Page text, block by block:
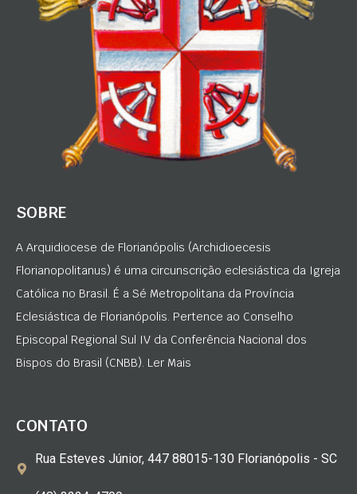
SOBRE
A Arquidiocese de Florianópolis (Archidioecesis
Florianopolitanus) é uma circunscrição eclesiástica da Igreja
Católica no Brasil. É a Sé Metropolitana da Província
Eclesiástica de Florianópolis. Pertence ao Conselho
Episcopal Regional Sul IV da Conferência Nacional dos
Bispos do Brasil (CNBB). Ler Mais
CONTATO
Rua Esteves Júnior, 447 88015-130 Florianópolis - SC